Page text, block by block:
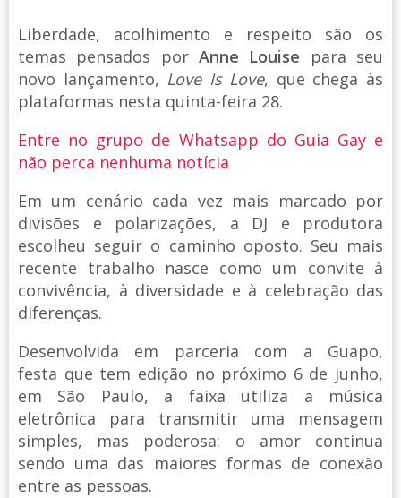
Liberdade, acolhimento e respeito são os
temas pensados por Anne Louise para seu
novo lançamento, Love Is Love, que chega às
plataformas nesta quinta-feira 28.
Entre no grupo de Whatsapp do Guia Gay e
não perca nenhuma notícia
Em um cenário cada vez mais marcado por
divisões e polarizações, a DJ e produtora
escolheu seguir o caminho oposto. Seu mais
recente trabalho nasce como um convite à
convivência, à diversidade e à celebração das
diferenças.
Desenvolvida em parceria com a Guapo,
festa que tem edição no próximo 6 de junho,
em São Paulo, a faixa utiliza a música
eletrônica para transmitir uma mensagem
simples, mas poderosa: o amor continua
sendo uma das maiores formas de conexão
entre as pessoas.